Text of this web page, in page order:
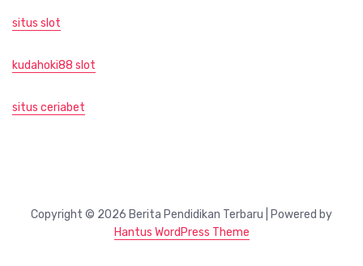
situs slot
kudahoki88 slot
situs ceriabet
Copyright © 2026 Berita Pendidikan Terbaru | Powered by
Hantus WordPress Theme